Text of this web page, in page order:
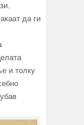
да ги
и толку